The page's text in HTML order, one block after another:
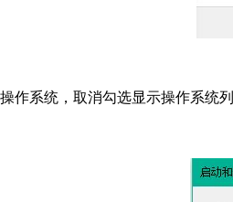
作系统，取消勾选显示操作系统